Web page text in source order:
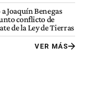
Joaquín Benegas
conflicto de
de la Ley de Tierras
VER MÁS